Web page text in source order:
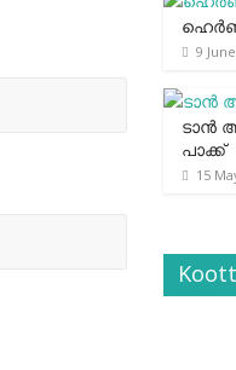
9
ടാന്‍
പാക്ക്
15